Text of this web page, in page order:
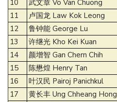
10
武文章 Vo Van Chuong
11
卢国龙 Law Kok Leong
12
鲁钟能 George Lu
13
许继光 Kho Kei Kuan
14
颜增智 Gan Chern Chih
15
陈懋煌 Henry Tan
16
叶汉民 Pairoj Panichkul
17
黄长丰 Ung Chheang Hong